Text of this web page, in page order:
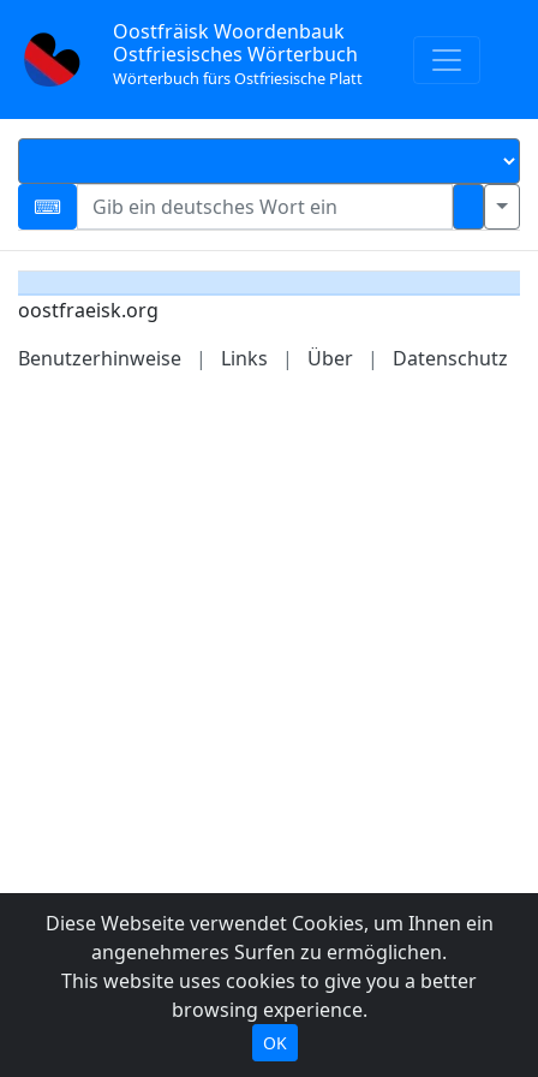
Oostfräisk Woordenbauk
Ostfriesisches Wörterbuch
Wörterbuch fürs Ostfriesische Platt
oostfraeisk.org
Benutzerhinweise
| Links | Über | Datenschutz
Diese Webseite verwendet Cookies, um Ihnen ein
angenehmeres Surfen zu ermöglichen.
This website uses cookies to give you a better
browsing experience.
OK